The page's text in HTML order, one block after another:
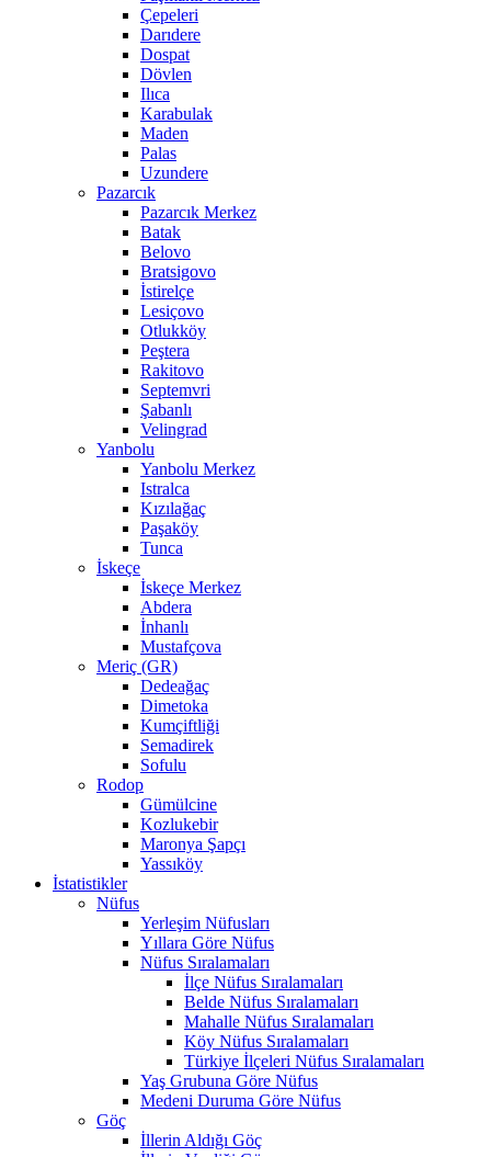
Çepeleri
Darıdere
Dospat
Dövlen
Ilıca
Karabulak
Maden
Palas
Uzundere
Pazarcık
Pazarcık Merkez
Batak
Belovo
Bratsigovo
İstirelçe
Lesiçovo
Otlukköy
Peştera
Rakitovo
Septemvri
Şabanlı
Velingrad
Yanbolu
Yanbolu Merkez
Istralca
Kızılağaç
Paşaköy
Tunca
İskeçe
İskeçe Merkez
Abdera
İnhanlı
Mustafçova
Meriç (GR)
Dedeağaç
Dimetoka
Kumçiftliği
Semadirek
Sofulu
Rodop
Gümülcine
Kozlukebir
Maronya Şapçı
Yassıköy
İstatistikler
Nüfus
Yerleşim Nüfusları
Yıllara Göre Nüfus
Nüfus Sıralamaları
İlçe Nüfus Sıralamaları
Belde Nüfus Sıralamaları
Mahalle Nüfus Sıralamaları
Köy Nüfus Sıralamaları
Türkiye İlçeleri Nüfus Sıralamaları
Yaş Grubuna Göre Nüfus
Medeni Duruma Göre Nüfus
Göç
İllerin Aldığı Göç